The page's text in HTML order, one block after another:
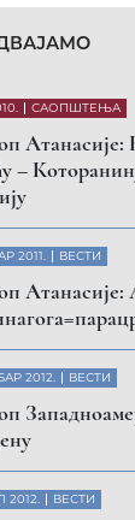
Србина у
ЕУЛЕКС да
Атанасије:
Архангела